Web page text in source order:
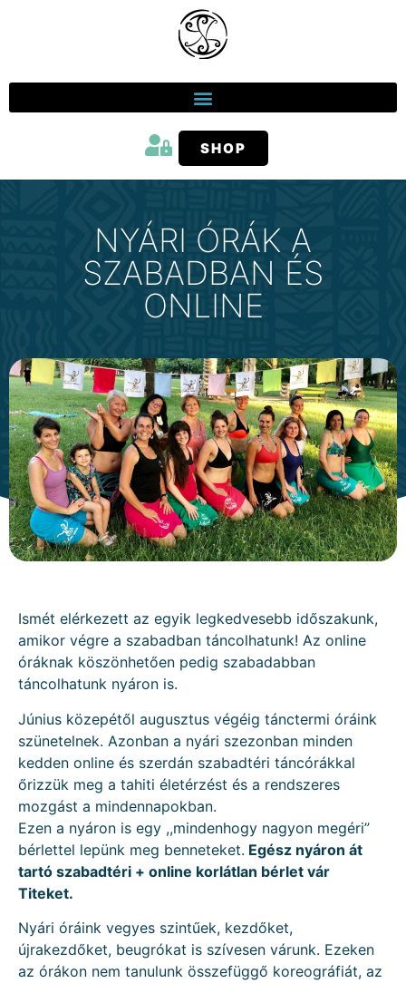
SHOP
NYÁRI ÓRÁK A
SZABADBAN ÉS
ONLINE
Ismét elérkezett az egyik legkedvesebb időszakunk,
amikor végre a szabadban táncolhatunk! Az online
óráknak köszönhetően pedig szabadabban
táncolhatunk nyáron is.
Június közepétől augusztus végéig tánctermi óráink
szünetelnek. Azonban a nyári szezonban minden
kedden online és szerdán szabadtéri táncórákkal
őrizzük meg a tahiti életérzést és a rendszeres
mozgást a mindennapokban.
Ezen a nyáron is egy ,,mindenhogy nagyon megéri”
bérlettel lepünk meg benneteket. Egész nyáron át
tartó szabadtéri + online korlátlan bérlet vár
Titeket.
Nyári óráink vegyes szintűek, kezdőket,
újrakezdőket, beugrókat is szívesen várunk. Ezeken
az órákon nem tanulunk összefüggő koreográfiát, az